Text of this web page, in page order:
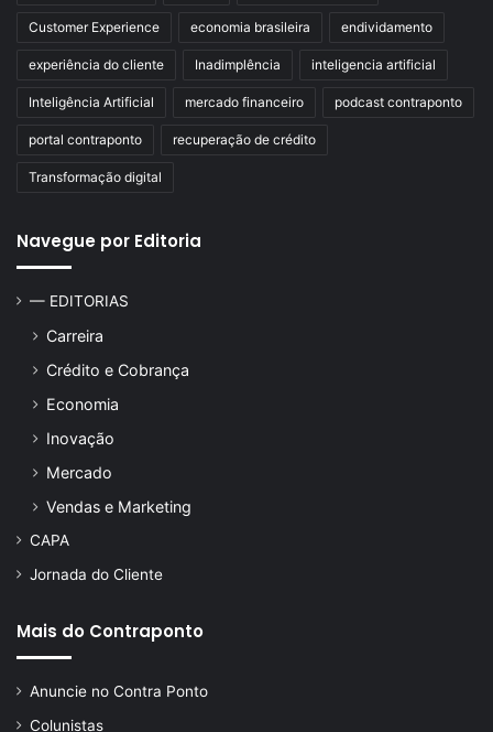
Customer Experience economia brasileira endividamento
experiência do cliente Inadimplência inteligencia artificial
Inteligência Artificial mercado financeiro podcast contraponto
portal contraponto recuperação de crédito
Transformação digital
Navegue por Editoria
— EDITORIAS
Carreira
Crédito e Cobrança
Economia
Inovação
Mercado
Vendas e Marketing
CAPA
Jornada do Cliente
Mais do Contraponto
Anuncie no Contra Ponto
Colunistas